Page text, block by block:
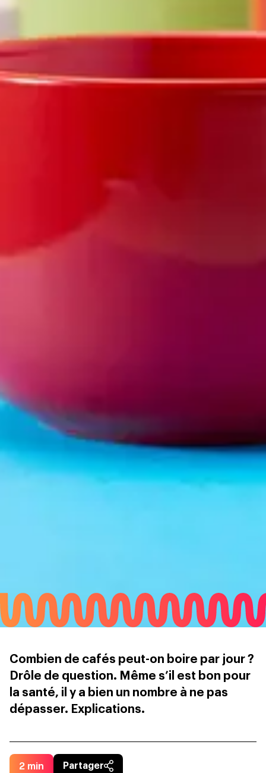
Combien de cafés peut-on boire par jour ?
Drôle de question. Même s’il est bon pour
la santé, il y a bien un nombre à ne pas
dépasser. Explications.
2 min Partager